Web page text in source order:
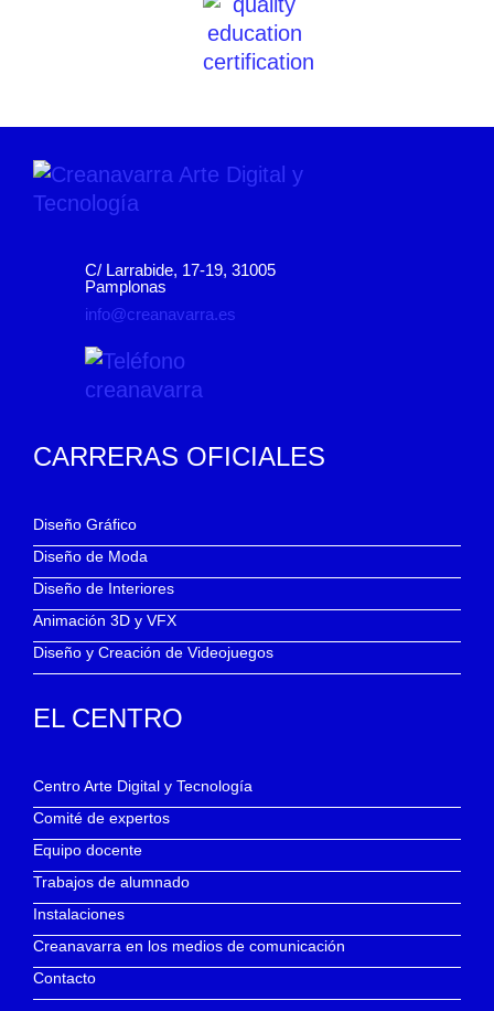
C/ Larrabide, 17-19, 31005
Pamplonas
info@creanavarra.es
CARRERAS OFICIALES
Diseño Gráfico
Diseño de Moda
Diseño de Interiores
Animación 3D y VFX
Diseño y Creación de Videojuegos
EL CENTRO
Centro Arte Digital y Tecnología
Comité de expertos
Equipo docente
Trabajos de alumnado
Instalaciones
Creanavarra en los medios de comunicación
Contacto